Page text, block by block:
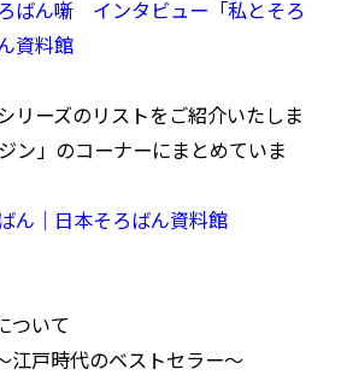
ろばん噺 インタビュー「私とそろ
資料館
リーズのリストをご紹介いたしま
ン」のコーナーにまとめていま
ん｜日本そろばん資料館
ついて
戸時代のベストセラー～